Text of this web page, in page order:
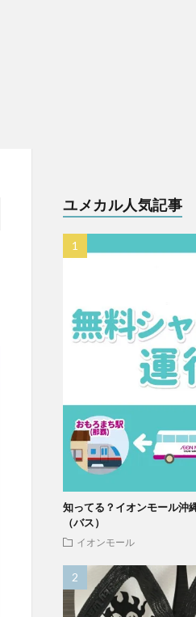
ユメカル人気記事
知ってる？イオンモール沖
（バス）
イオンモール